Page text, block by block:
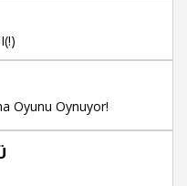
Oyunu Oynuyor!